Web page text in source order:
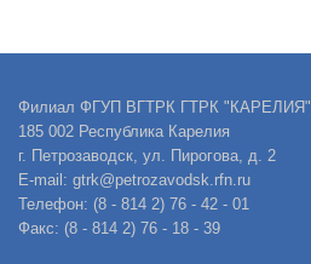
Филиал ФГУП ВГТРК ГТРК "КАРЕЛИЯ"
185 002 Республика Карелия
г. Петрозаводск, ул. Пирогова, д. 2
E-mail: gtrk@petrozavodsk.rfn.ru
Телефон: (8 - 814 2) 76 - 42 - 01
Факс: (8 - 814 2) 76 - 18 - 39